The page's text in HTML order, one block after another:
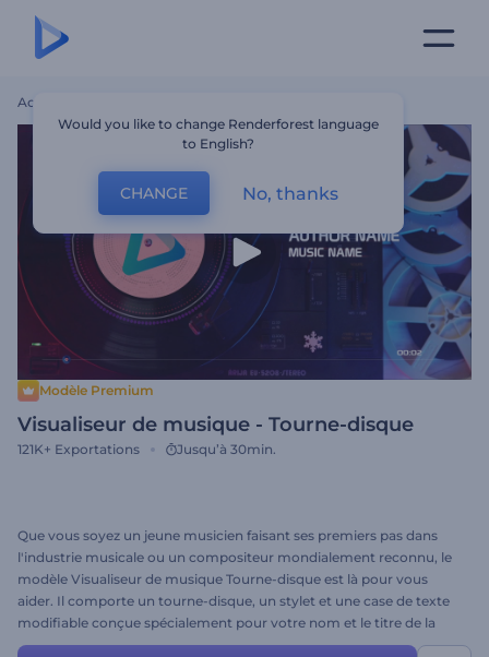
Accueil
Modèle Premium
Visualiseur de musique - Tourne-disque
121K+ Exportations Jusqu’à 30min.
Que vous soyez un jeune musicien faisant ses premiers pas dans
l'industrie musicale ou un compositeur mondialement reconnu, le
modèle Visualiseur de musique Tourne-disque est là pour vous
aider. Il comporte un tourne-disque, un stylet et une case de texte
modifiable conçue spécialement pour votre nom et le titre de la
musique. Visualisez votre piste audio et faites ainsi la promotion de
Would you like to change Renderforest language
to English?
CHANGE No, thanks